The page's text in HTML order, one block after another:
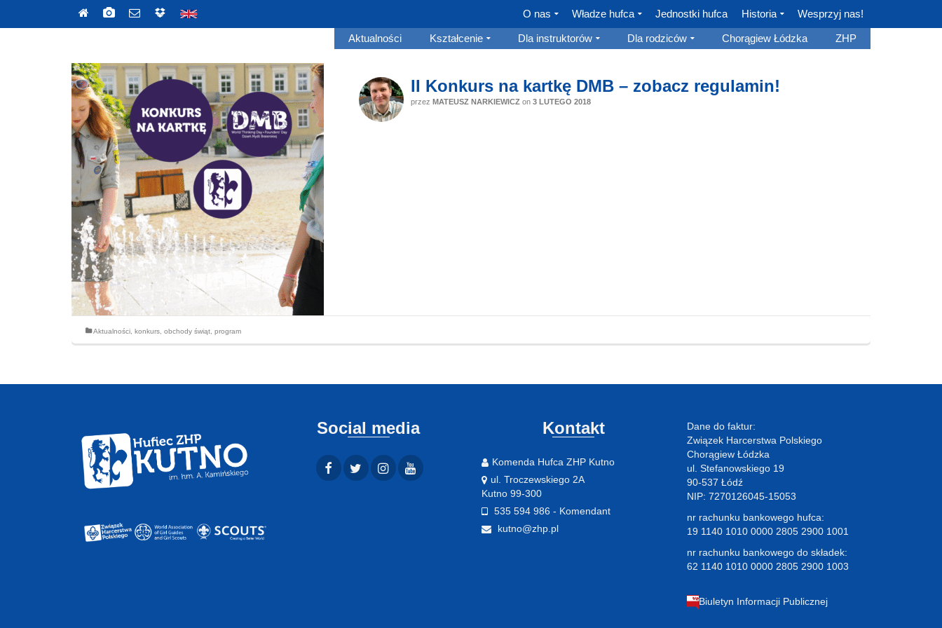
O nas Władze hufca Jednostki hufca Historia Wesprzyj nas!
Aktualności Kształcenie Dla instruktorów Dla rodziców Chorągiew Łódzka ZHP
II Konkurs na kartkę DMB – zobacz regulamin!
przez MATEUSZ NARKIEWICZ on 3 LUTEGO 2018
Aktualności konkurs obchody świąt program
Social media Kontakt
Komenda Hufca ZHP Kutno
ul. Troczewskiego 2A
Kutno 99-300
535 594 986 - Komendant
kutno@zhp.pl
Dane do faktur:
Związek Harcerstwa Polskiego
Chorągiew Łódzka
ul. Stefanowskiego 19
90-537 Łódź
NIP: 7270126045-15053
nr rachunku bankowego hufca:
19 1140 1010 0000 2805 2900 1001
nr rachunku bankowego do składek:
62 1140 1010 0000 2805 2900 1003
Biuletyn Informacji Publicznej